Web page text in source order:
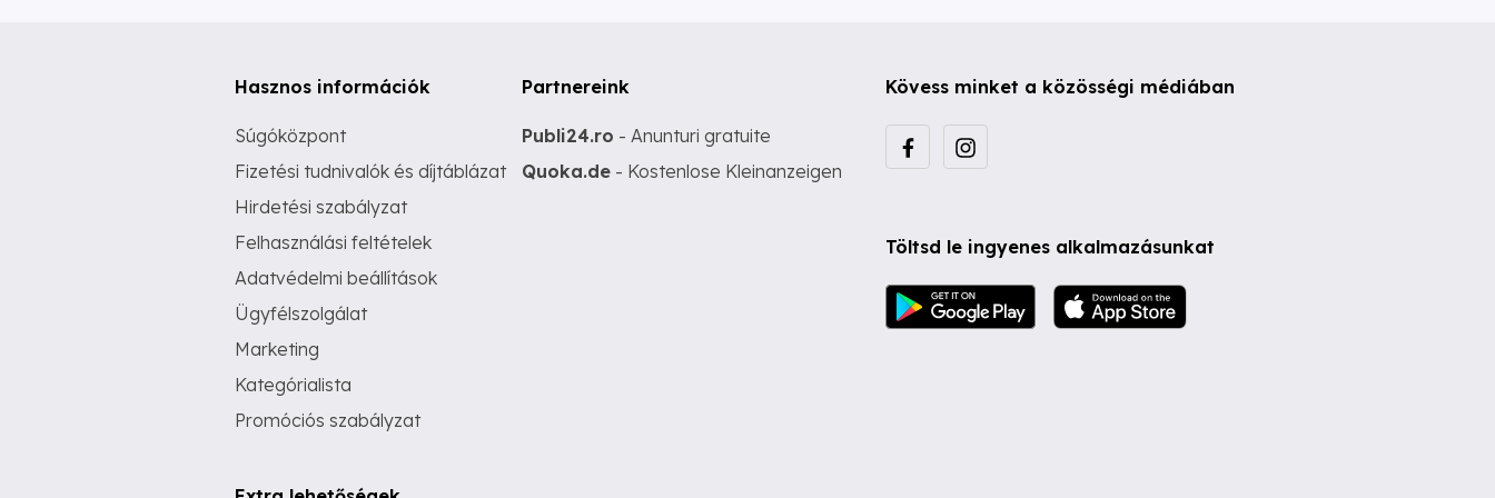
Hasznos információk
Súgóközpont
Fizetési tudnivalók és díjtáblázat
Hirdetési szabályzat
Felhasználási feltételek
Adatvédelmi beállítások
Ügyfélszolgálat
Marketing
Kategórialista
Promóciós szabályzat
Partnereink
Publi24.ro - Anunturi gratuite
Quoka.de - Kostenlose Kleinanzeigen
Kövess minket a közösségi médiában
Töltsd le ingyenes alkalmazásunkat